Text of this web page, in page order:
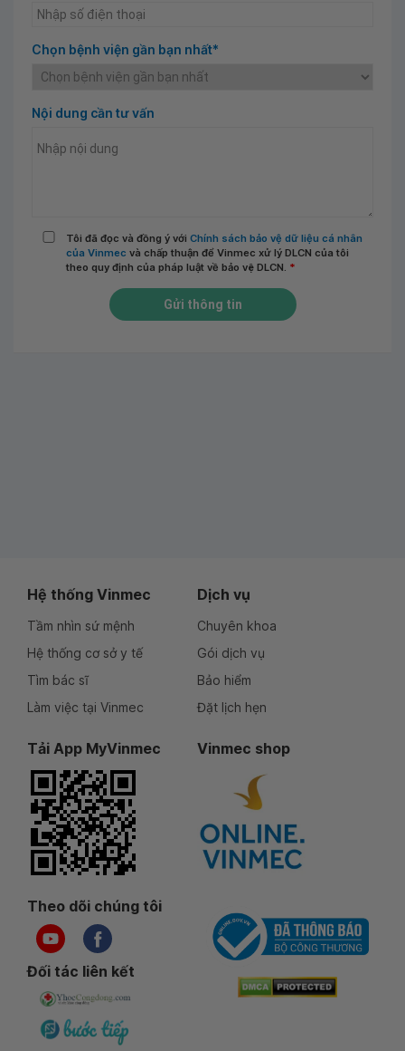
Chọn bệnh viện gần bạn nhất*
Nội dung cần tư vấn
Tôi đã đọc và đồng ý với Chính sách bảo vệ dữ liệu cá nhân
của Vinmec và chấp thuận để Vinmec xử lý DLCN của tôi
theo quy định của pháp luật về bảo vệ DLCN. *
Gửi thông tin
Hệ thống Vinmec
Tầm nhìn sứ mệnh
Hệ thống cơ sở y tế
Tìm bác sĩ
Làm việc tại Vinmec
Dịch vụ
Chuyên khoa
Gói dịch vụ
Bảo hiểm
Đặt lịch hẹn
Tải App MyVinmec Vinmec shop
Theo dõi chúng tôi
Đối tác liên kết